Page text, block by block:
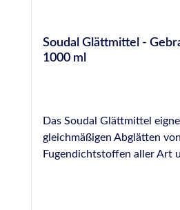
Soudal Glättmittel -
1000 ml
Das Soudal Glättmittel
gleichmäßigen Abglätten von
Fugendichtstoffen aller Art